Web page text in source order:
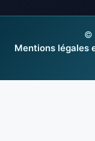
©
Mentions légales